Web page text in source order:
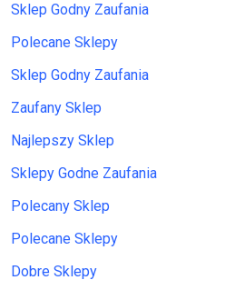
Sklep Godny Zaufania
Polecane Sklepy
Sklep Godny Zaufania
Zaufany Sklep
Najlepszy Sklep
Sklepy Godne Zaufania
Polecany Sklep
Polecane Sklepy
Dobre Sklepy